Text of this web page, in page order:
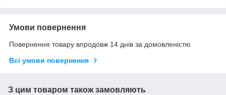
Умови повернення
Повернення товару впродовж 14 днів за домовленістю
Всі умови повернення
З цим товаром також замовляють